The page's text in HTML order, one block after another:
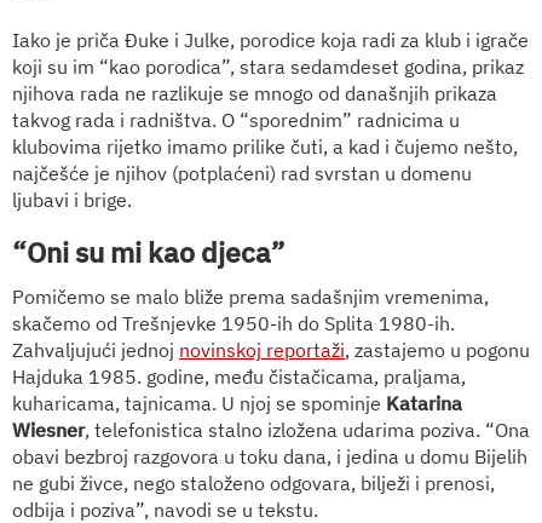
Iako je priča Đuke i Julke, porodice koja radi za klub i igrače
koji su im “kao porodica”, stara sedamdeset godina, prikaz
njihova rada ne razlikuje se mnogo od današnjih prikaza
takvog rada i radništva. O “sporednim” radnicima u
klubovima rijetko imamo prilike čuti, a kad i čujemo nešto,
najčešće je njihov (potplaćeni) rad svrstan u domenu
ljubavi i brige.
“Oni su mi kao djeca”
Pomičemo se malo bliže prema sadašnjim vremenima,
skačemo od Trešnjevke 1950-ih do Splita 1980-ih.
Zahvaljujući jednoj novinskoj reportaži, zastajemo u pogonu
Hajduka 1985. godine, među čistačicama, praljama,
kuharicama, tajnicama. U njoj se spominje Katarina
Wiesner, telefonistica stalno izložena udarima poziva. “Ona
obavi bezbroj razgovora u toku dana, i jedina u domu Bijelih
ne gubi živce, nego staloženo odgovara, bilježi i prenosi,
odbija i poziva”, navodi se u tekstu.